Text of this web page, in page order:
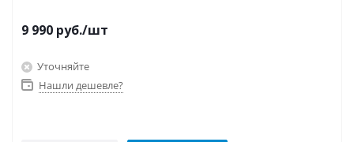
9 990 руб./шт
Уточняйте
Нашли дешевле?